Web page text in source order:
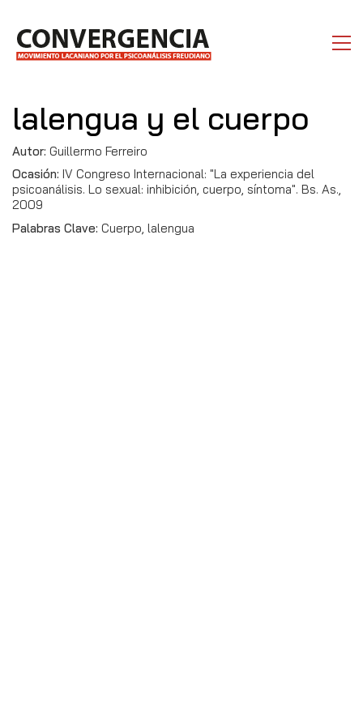
lalengua y el cuerpo
Autor: Guillermo Ferreiro
Ocasión: IV Congreso Internacional: "La experiencia del
psicoanálisis. Lo sexual: inhibición, cuerpo, síntoma". Bs. As.,
2009
Palabras Clave: Cuerpo, lalengua